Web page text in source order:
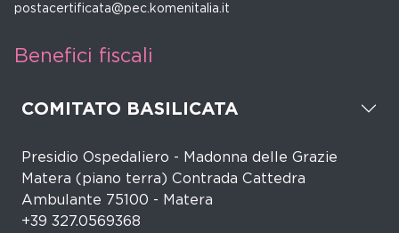
postacertificata@pec.komenitalia.it
Benefici fiscali
COMITATO BASILICATA
Presidio Ospedaliero - Madonna delle Grazie
Matera (piano terra) Contrada Cattedra
Ambulante 75100 - Matera
+39 327.0569368